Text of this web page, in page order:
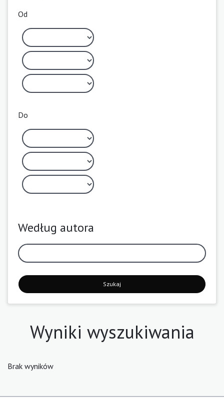
Od
Do
Według autora
Szukaj
Wyniki wyszukiwania
Brak wyników